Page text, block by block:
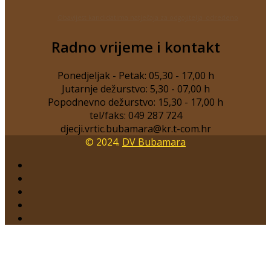
Radno vrijeme i kontakt
Ponedjeljak - Petak: 05,30 - 17,00 h
Jutarnje dežurstvo: 5,30 - 07,00 h
Popodnevno dežurstvo: 15,30 - 17,00 h
tel/faks: 049 287 724
djecji.vrtic.bubamara@kr.t-com.hr
© 2024. DV Bubamara